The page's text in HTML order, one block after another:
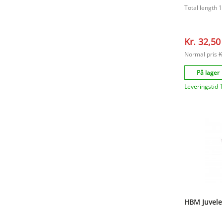
Total length
Kr. 32,50
Normal pris
På lager
Leveringstid
HBM